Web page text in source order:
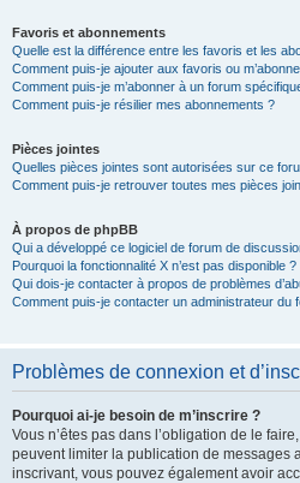
Favoris et abonnements
Quelle est la différence entre les favoris et les
Comment puis-je ajouter aux favoris ou
Comment puis-je m’abonner à un forum
Comment puis-je résilier mes abonnements ?
Pièces jointes
Quelles pièces jointes sont autorisées sur ce
Comment puis-je retrouver toutes mes pièces
À propos de phpBB
Qui a développé ce logiciel de forum de
Pourquoi la fonctionnalité X n’est pas disponible ?
Qui dois-je contacter à propos de problèmes
Comment puis-je contacter un administrateur du
Problèmes de connexion et
Pourquoi ai-je besoin de m’inscrire ?
Vous n’êtes pas dans l’obligation de le
peuvent limiter la publication de messages
inscrivant, vous pouvez également avoir